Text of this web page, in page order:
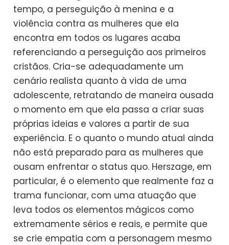
tempo, a perseguição à menina e a
violência contra as mulheres que ela
encontra em todos os lugares acaba
referenciando a perseguição aos primeiros
cristãos. Cria-se adequadamente um
cenário realista quanto à vida de uma
adolescente, retratando de maneira ousada
o momento em que ela passa a criar suas
próprias ideias e valores a partir de sua
experiência. E o quanto o mundo atual ainda
não está preparado para as mulheres que
ousam enfrentar o status quo. Herszage, em
particular, é o elemento que realmente faz a
trama funcionar, com uma atuação que
leva todos os elementos mágicos como
extremamente sérios e reais, e permite que
se crie empatia com a personagem mesmo